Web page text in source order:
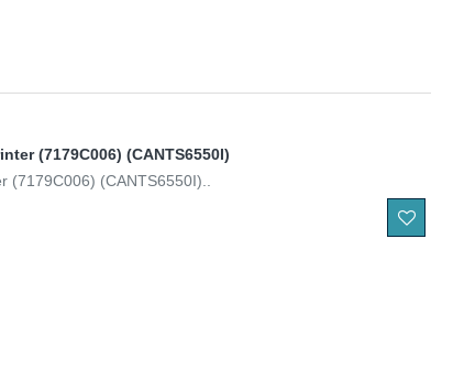
(7179C006) (CANTS6550I)
(7179C006) (CANTS6550I)..